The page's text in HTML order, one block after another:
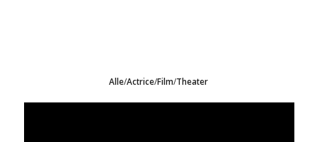
Alle/Actrice/Film/Theater